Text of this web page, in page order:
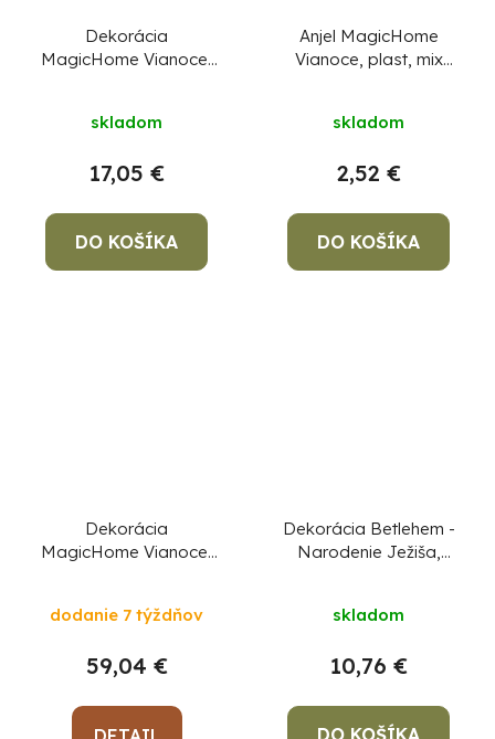
Dekorácia
MagicHome Vianoce,
19,5x14x17,5 cm
skladom
17,05 €
DO KOŠÍKA
Anjel MagicHome
Vianoce, plast, mix
3xLR44, sellbox 12ks
BALENIE !
skladom
2,52 €
DO KOŠÍKA
Dekorácia
MagicHome Vianoce,
0.9 m
dodanie 7 týždňov
59,04 €
Dekorácia Betlehem -
Narodenie Ježiša,
skladom
10,76 €
DO KOŠÍKA